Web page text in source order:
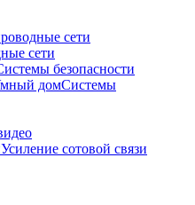
сети
сети
безопасности
Системы
Усиление сотовой связи